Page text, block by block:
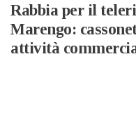
Rabbia per il
Marengo:
attività